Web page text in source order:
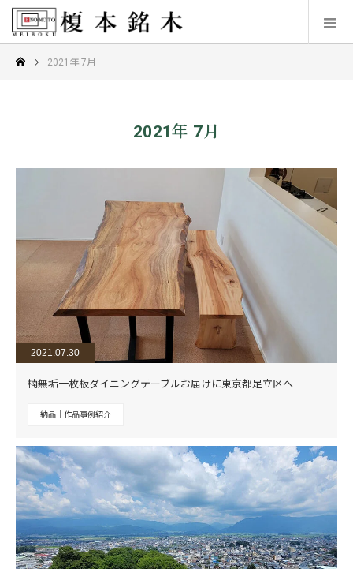
2021年 7月
2021年 7月
2021.07.30
楠無垢一枚板ダイニングテーブルお届けに東京都足立区へ
納品｜作品事例紹介